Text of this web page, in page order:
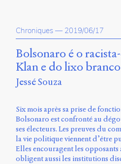
Chroniques — 2019/06/17
Bolsonaro é o
Klan e do lixo
Jessé Souza
Six mois après sa prise de
Bolsonaro est confronté au
ses électeurs. Les preuves du
la vie politique viennent d’être
Elles encouragent les opposants
obligent aussi les institutions